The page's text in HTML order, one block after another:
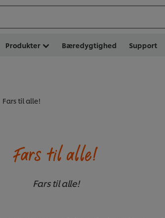
Produkter Bæredygtighed Support
Fars til alle!
Fars til alle!
Fars til alle!